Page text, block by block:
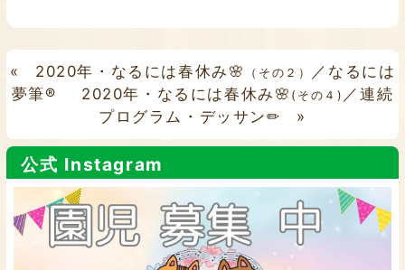
« 2020年・なるには春休み🌸 （その２）
／なるには
夢筆®
2020年・なるには春休み🌸 (その４) ／連続
プログラム・デッサン✏
»
公式 Instagram